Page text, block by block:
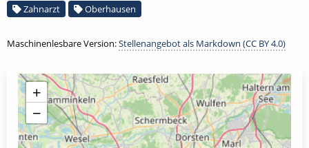
Zahnarzt Oberhausen
Maschinenlesbare Version:Stellenangebot als Markdown (CC BY 4.0)
+
−